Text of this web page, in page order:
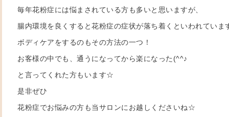
毎年花粉症には悩まされている方も多いと思いますが、
腸内環境を良くすると花粉症の症状が落ち着くといわれていま
ボディケアをするのもその方法の一つ！
お客様の中でも、通うになってから楽になった(^^♪
と言ってくれた方もいます☆
是非ぜひ
花粉症でお悩みの方も当サロンにお越しくださいね☆